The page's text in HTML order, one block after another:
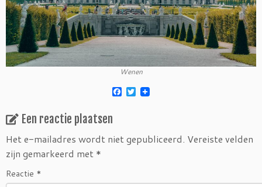
Wenen
F
o
T
w
e
r
Een reactie plaatsen
Het e-mailadres wordt niet gepubliceerd. Vereiste velden
zijn gemarkeerd met *
Reactie *